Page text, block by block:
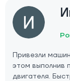
Привезли
этом выполнив
двигателя.